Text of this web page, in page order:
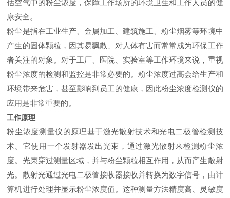
估空气中的粉尘浓度，保障工作场所的环境卫生和工作人员的健
康安全。
粉尘是指在工业生产、金属加工、建筑施工、粉尘烟雾等环境中
产生的固体颗粒，因其易飘散、对人体有害而常常成为环保工作
者关注的对象。对于工厂、医院、实验室等工作环境来说，重视
粉尘浓度的检测和监控是非常必要的。粉尘浓度过高会给生产和
环境带来危害，甚至影响到员工的健康，因此粉尘浓度检测仪的
应用是非常重要的。
工作原理
粉尘浓度测量仪的原理基于激光散射技术和光电二极管检测技
术。它使用一个发射器发出光束，通过激光散射来检测粉尘浓
度。光束穿过测量区域，并与粉尘颗粒相互作用，从而产生散射
光。散射光通过光电二极管接收器接收并转换为数字信号，由计
算机进行处理并显示粉尘浓度值。这种测量方法精度高、灵敏度